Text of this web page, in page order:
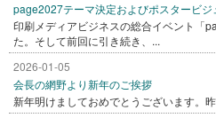
page2027テーマ決定およびポスタービジ
印刷メディアビジネスの総合イベント「
た。そして前回に引き続き、...
2026-01-05
会長の網野より新年のご挨拶
新年明けましておめでとうございます。